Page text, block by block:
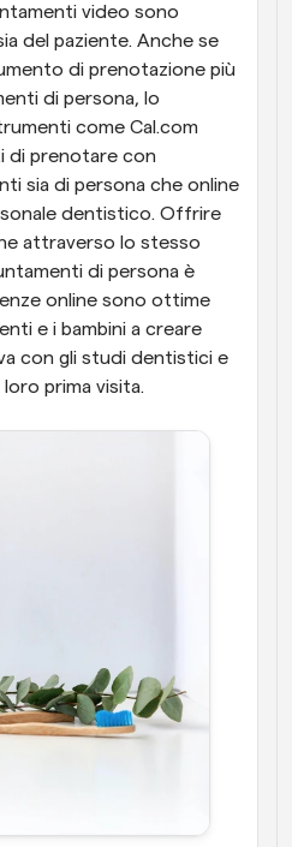
video sono
del paziente. Anche se
di prenotazione più
di persona, lo
come Cal.com
di prenotare con
sia di persona che online
dentistico. Offrire
attraverso lo stesso
di persona è
online sono ottime
e i bambini a creare
con gli studi dentistici e
prima visita.